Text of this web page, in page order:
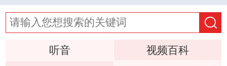
听音
视频百科